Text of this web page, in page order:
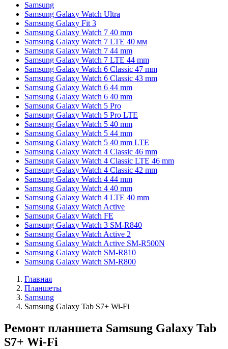
Samsung
Samsung Galaxy Watch Ultra
Samsung Galaxy Fit 3
Samsung Galaxy Watch 7 40 mm
Samsung Galaxy Watch 7 LTE 40 мм
Samsung Galaxy Watch 7 44 mm
Samsung Galaxy Watch 7 LTE 44 mm
Samsung Galaxy Watch 6 Classic 47 mm
Samsung Galaxy Watch 6 Classic 43 mm
Samsung Galaxy Watch 6 44 mm
Samsung Galaxy Watch 6 40 mm
Samsung Galaxy Watch 5 Pro
Samsung Galaxy Watch 5 Pro LTE
Samsung Galaxy Watch 5 40 mm
Samsung Galaxy Watch 5 44 mm
Samsung Galaxy Watch 5 40 mm LTE
Samsung Galaxy Watch 4 Classic 46 mm
Samsung Galaxy Watch 4 Classic LTE 46 mm
Samsung Galaxy Watch 4 Classic 42 mm
Samsung Galaxy Watch 4 44 mm
Samsung Galaxy Watch 4 40 mm
Samsung Galaxy Watch 4 LTE 40 mm
Samsung Galaxy Watch Active
Samsung Galaxy Watch FE
Samsung Galaxy Watch 3 SM-R840
Samsung Galaxy Watch Active 2
Samsung Galaxy Watch Active SM-R500N
Samsung Galaxy Watch SM-R810
Samsung Galaxy Watch SM-R800
Главная
Планшеты
Samsung
Samsung Galaxy Tab S7+ Wi-Fi
Ремонт планшета Samsung Galaxy Tab
S7+ Wi-Fi